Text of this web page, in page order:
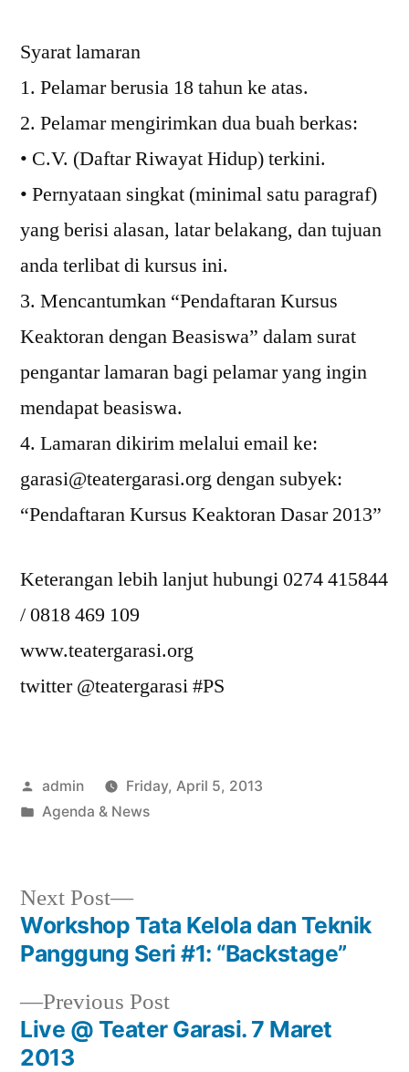
Syarat lamaran
1. Pelamar berusia 18 tahun ke atas.
2. Pelamar mengirimkan dua buah berkas:
• C.V. (Daftar Riwayat Hidup) terkini.
• Pernyataan singkat (minimal satu paragraf)
yang berisi alasan, latar belakang, dan tujuan
anda terlibat di kursus ini.
3. Mencantumkan “Pendaftaran Kursus
Keaktoran dengan Beasiswa” dalam surat
pengantar lamaran bagi pelamar yang ingin
mendapat beasiswa.
4. Lamaran dikirim melalui email ke:
garasi@teatergarasi.org dengan subyek:
“Pendaftaran Kursus Keaktoran Dasar 2013”
Keterangan lebih lanjut hubungi 0274 415844
/ 0818 469 109
www.teatergarasi.org
twitter @teatergarasi #PS
Posted
by
admin
Friday, April 5, 2013
Posted
Agenda & News
Post
navigation
Previous PostPrevious
post:
Live @ Teater Garasi. 7 Maret
2013
Next Post
Next
post:
Workshop Tata Kelola dan Teknik
Panggung Seri #1: “Backstage”